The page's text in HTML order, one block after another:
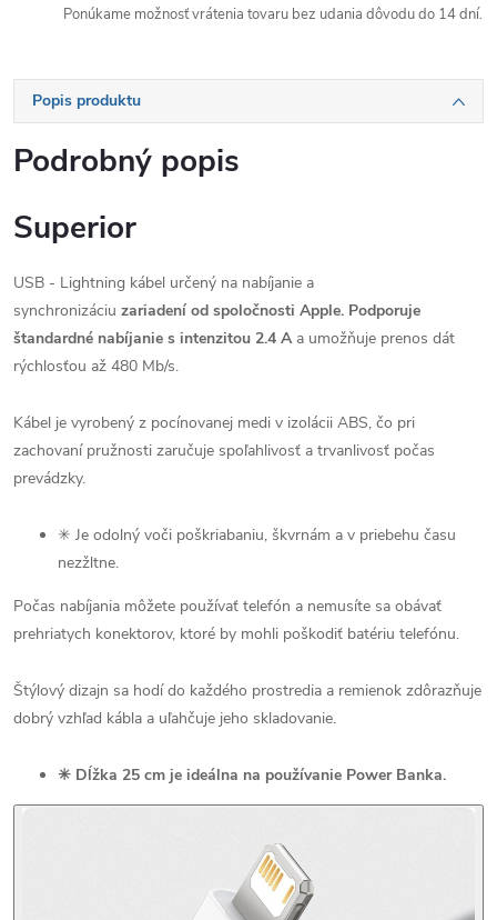
Ponúkame možnosť vrátenia tovaru bez udania dôvodu do 14 dní.
Popis produktu
Podrobný popis
Superior
USB - Lightning kábel určený na nabíjanie a
synchronizáciu zariadení od spoločnosti Apple. Podporuje
štandardné nabíjanie s intenzitou 2.4 Aa umožňuje prenos dát
rýchlosťou až 480 Mb/s.
Kábel je vyrobený z pocínovanej medi v izolácii ABS, čo pri
zachovaní pružnosti zaručuje spoľahlivosť a trvanlivosť počas
prevádzky.
✳ Je odolný voči poškriabaniu, škvrnám a v priebehu času
nezžltne.
Počas nabíjania môžete používať telefón a nemusíte sa obávať
prehriatych konektorov, ktoré by mohli poškodiť batériu telefónu.
Štýlový dizajn sa hodí do každého prostredia a remienok zdôrazňuje
dobrý vzhľad kábla a uľahčuje jeho skladovanie.
✳ Dĺžka 25 cm je ideálna na používanie Power Banka.